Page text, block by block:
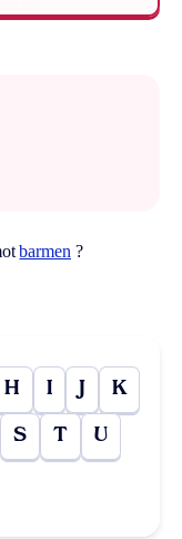
barmen ?
H I J K
S T U